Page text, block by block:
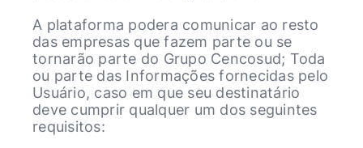
A plataforma podera comunicar ao resto
das empresas que fazem parte ou se
tornarão parte do Grupo Cencosud; Toda
ou parte das Informações fornecidas pelo
Usuário, caso em que seu destinatário
deve cumprir qualquer um dos seguintes
requisitos: